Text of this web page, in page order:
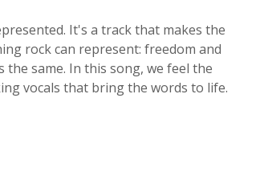
It's a track that makes the
rock can represent: freedom and
same. In this song, we feel the
vocals that bring the words to life.